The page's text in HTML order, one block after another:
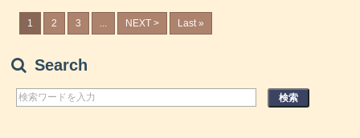
1 2 3 ... NEXT > Last »
Search